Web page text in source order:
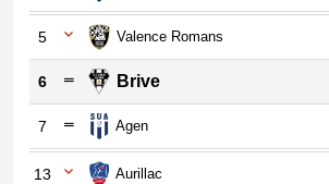
5 Valence Romans
6 Brive
7 Agen
13 Aurillac